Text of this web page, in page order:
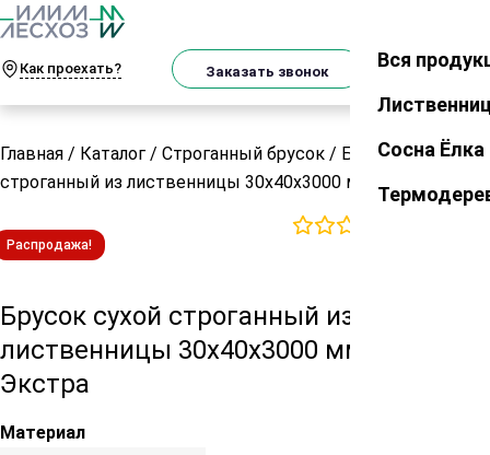
Как проехать? Заказать звонок Закрыть
Вся
Сосна Ёлка
Главная / Каталог / Строганный брусок / Брусок сухой
строганный из лиственницы 30х40х3000 мм сорт Экстра
Распродажа!
Брусок сухой строганный из
лиственницы 30х40х3000 мм сорт
Экстра
Материал